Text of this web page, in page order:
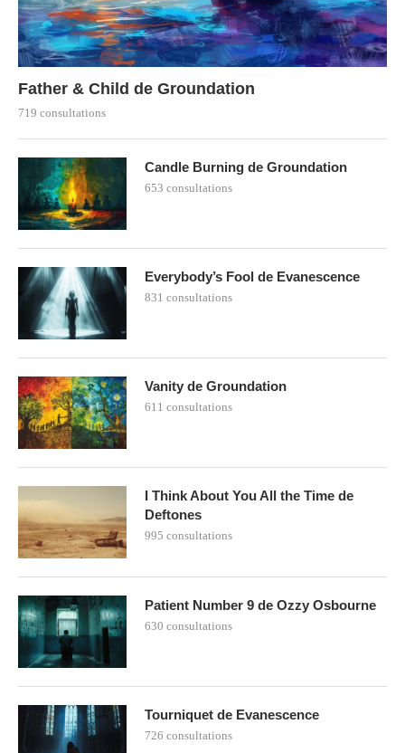
Father & Child de Groundation
719 consultations
Candle Burning de Groundation
653 consultations
Everybody’s Fool de Evanescence
831 consultations
Vanity de Groundation
611 consultations
I Think About You All the Time de
Deftones
995 consultations
Patient Number 9 de Ozzy Osbourne
630 consultations
Tourniquet de Evanescence
726 consultations